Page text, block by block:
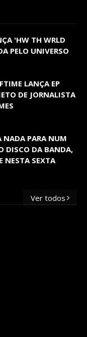
'HW TH WRLD
PELO UNIVERSO
LANÇA EP
DE JORNALISTA
NADA PARA NUM
DISCO DA BANDA,
NESTA SEXTA
Ver todos